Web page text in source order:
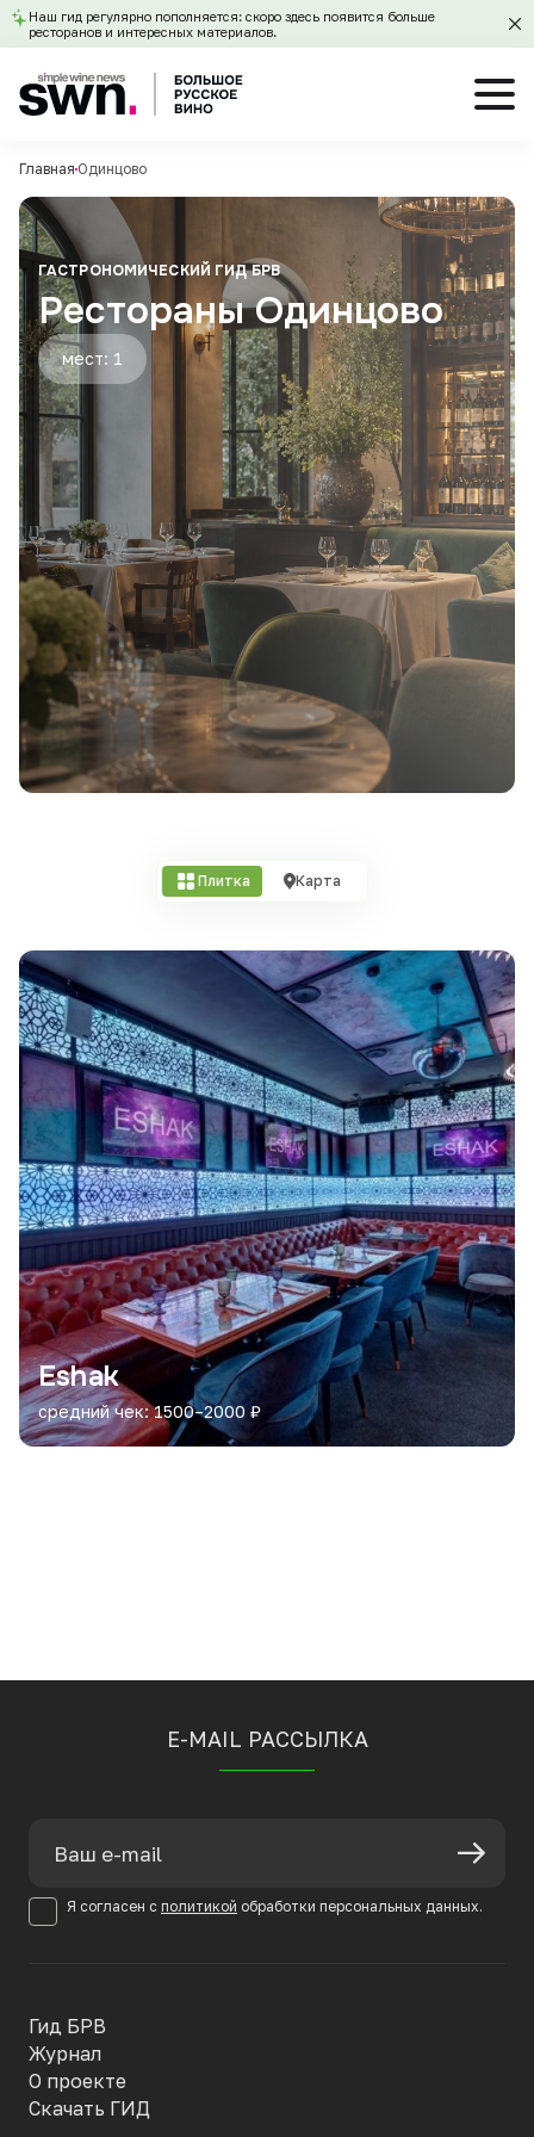
Наш гид регулярно пополняется: скоро здесь появится больше
ресторанов и интересных материалов.
Главная Одинцово
ГАСТРОНОМИЧЕСКИЙ ГИД БРВ
Рестораны Одинцово
мест: 1
Плитка Карта
Eshak
средний чек: 1500–2000 ₽
E-MAIL РАССЫЛКА
Я согласен с политикой обработки персональных данных.
Журнал
О проекте
Скачать ГИД
Гид БРВ